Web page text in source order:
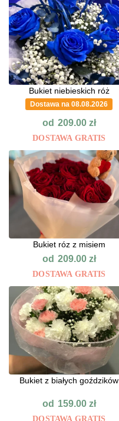
Bukiet niebieskich róż
Dostawa na 08.08.2026
od 209.00 zł
DOSTAWA GRATIS
Bukiet róz z misiem
od 209.00 zł
DOSTAWA GRATIS
Bukiet z białych goździków
od 159.00 zł
DOSTAWA GRATIS